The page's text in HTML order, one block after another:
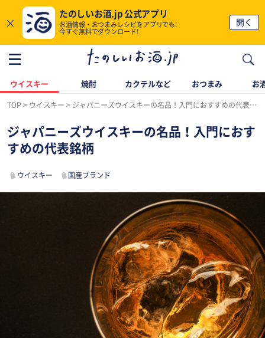
×
たのしいお酒.jp 公式アプリ
お酒情報・おつまみレシピをアプリでも!
今すぐ無料でダウンロード!
開く
ウイスキー 焼酎 カクテルなど おつまみ お
TOP ウイスキー ジャパニーズウイスキーの名品！入門におすすめの代表銘柄
ジャパニーズウイスキーの名品！入門におす
すめの代表銘柄
ウイスキー 国産ブランド